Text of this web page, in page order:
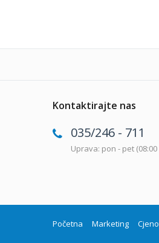
Kontaktirajte nas
035/246 - 711
Uprava: pon - pet (08:00
Početna Marketing